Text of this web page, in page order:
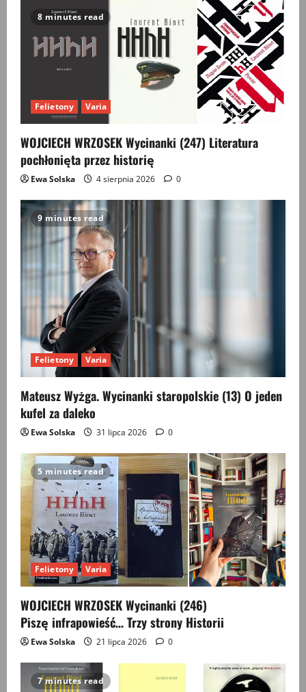
8 minutes read
Felietony Varia
WOJCIECH WRZOSEK Wycinanki (247) Literatura
pochłonięta przez historię
Ewa Solska 4 sierpnia 2026 0
9 minutes read
Felietony Varia
Mateusz Wyżga. Wycinanki staropolskie (13) O jeden
kufel za daleko
Ewa Solska 31 lipca 2026 0
5 minutes read
Felietony Varia
WOJCIECH WRZOSEK Wycinanki (246)
Piszę infrapowieść… Trzy strony Historii
Ewa Solska 21 lipca 2026 0
7 minutes read